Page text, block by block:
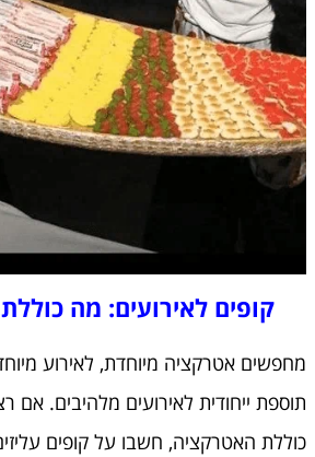
קופים לאירועים: מה
מחפשים אטרקציה מיוחדת, לאירוע
תוספת ייחודית לאירועים מלהיבים. אם
כוללת האטרקציה, חשבו על קופים